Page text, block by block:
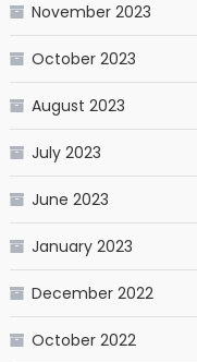
November 2023
October 2023
August 2023
July 2023
June 2023
January 2023
December 2022
October 2022